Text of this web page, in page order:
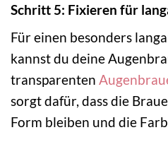
Schritt 5: Fixieren für
Für einen besonders
kannst du deine
transparenten
sorgt dafür, dass die
Form bleiben und die